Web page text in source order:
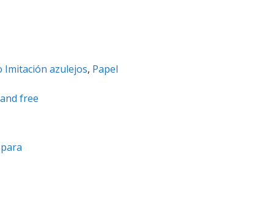
Imitación azulejos, Papel
free